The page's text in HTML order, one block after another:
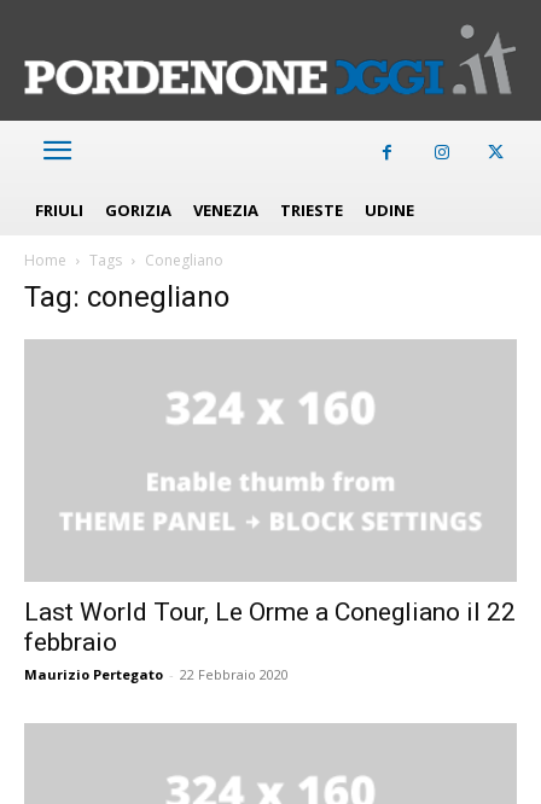
FRIULI GORIZIA VENEZIA TRIESTE UDINE
Home Tags Conegliano
Tag: conegliano
Last World Tour, Le Orme a Conegliano il 22
febbraio
Maurizio Pertegato - 22 Febbraio 2020